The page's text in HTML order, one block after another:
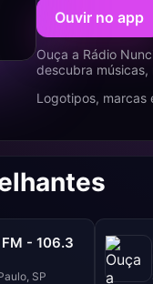
Ouvir no app
Ouça a Rádio
descubra
Logotipos, marcas
- 106.3
SP